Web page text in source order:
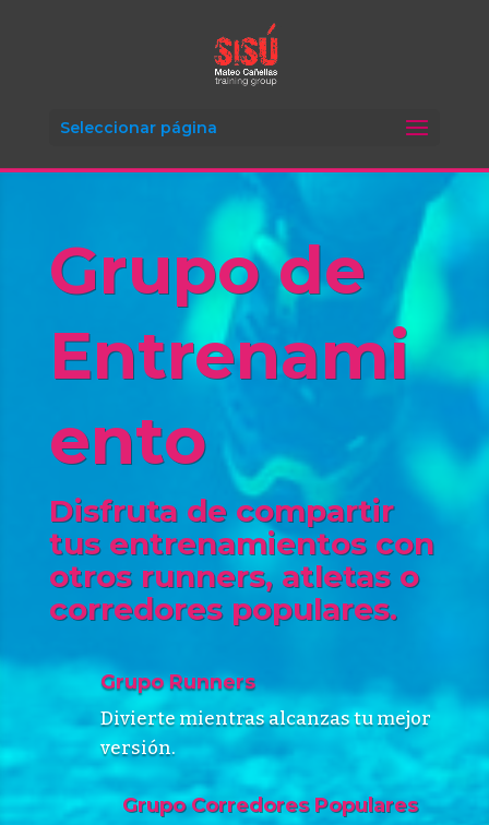
Seleccionar página
Grupo de
Entrenami
ento
Disfruta de compartir
tus entrenamientos con
otros runners, atletas o
corredores populares.
Grupo Runners
Divierte mientras alcanzas tu mejor
versión.
Grupo Corredores Populares